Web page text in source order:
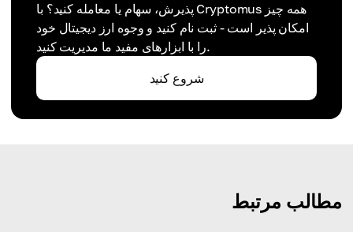
پذیرش، سهام یا معامله کنید؟ با Cryptomus همه چیز
امکان پذیر است - ثبت نام کنید و وجوه ارز دیجیتال خود
را با ابزارهای مفید ما مدیریت کنید.
شروع کنید
مطالب مرتبط